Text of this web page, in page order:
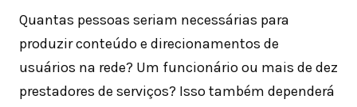
Quantas pessoas seriam necessárias para
produzir conteúdo e direcionamentos de
usuários na rede? Um funcionário ou mais de dez
prestadores de serviços? Isso também dependerá